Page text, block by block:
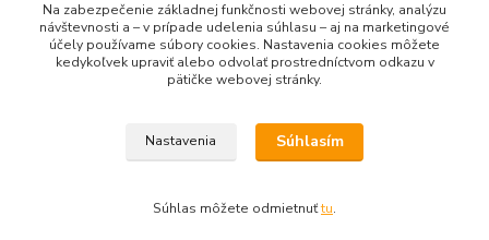
0948 236 042
info@margaretkashop.sk
Na zabezpečenie základnej funkčnosti webovej stránky, analýzu
návštevnosti a – v prípade udelenia súhlasu – aj na marketingové
účely používame súbory cookies. Nastavenia cookies môžete
kedykoľvek upraviť alebo odvolať prostredníctvom odkazu v
pätičke webovej stránky.
Nastavenia Súhlasím
Súhlas môžete odmietnuťtu.